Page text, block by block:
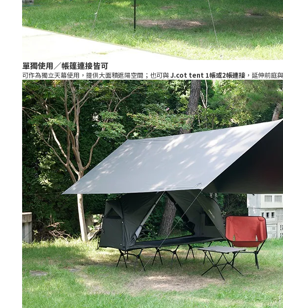
單獨使用／帳篷連接皆可
可作為獨立天幕使用，提供大面積遮陽空間；也可與J.cot tent 1帳或2帳連接 ，延伸前庭